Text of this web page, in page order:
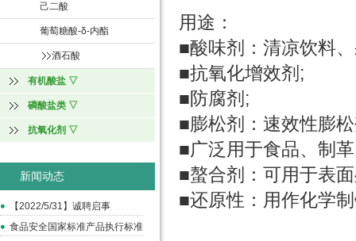
己二酸
葡萄糖酸-δ-内酯
酒石酸
有机酸盐 ▽
磷酸盐类 ▽
抗氧化剂 ▽
新闻动态
【2022/5/31】诚聘启事
食品安全国家标准产品执行标准
用途：
■酸味剂：清凉饮料
■抗氧化增效剂;
■防腐剂;
■膨松剂：速效性膨
■广泛用于食品、制
■螯合剂：可用于表
■还原性：用作化学